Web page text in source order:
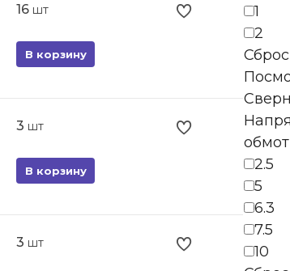
16 шт
В корзину
3 шт
В корзину
3 шт
1
2
Сброс
2.5
5
6.3
7.5
10